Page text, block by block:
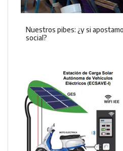
Nuestros pibes: ¿y si
social?